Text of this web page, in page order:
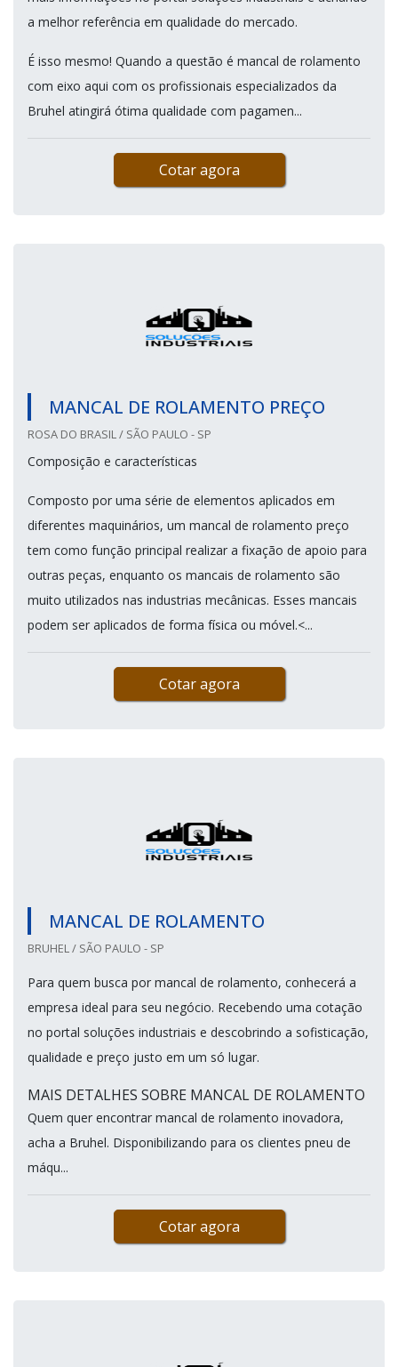
a melhor referência em qualidade do mercado.
É isso mesmo! Quando a questão é mancal de rolamento
com eixo aqui com os profissionais especializados da
Bruhel atingirá ótima qualidade com pagamen...
Cotar agora
MANCAL DE ROLAMENTO PREÇO
ROSA DO BRASIL / SÃO PAULO - SP
Composição e características
Composto por uma série de elementos aplicados em
diferentes maquinários, um mancal de rolamento preço
tem como função principal realizar a fixação de apoio para
outras peças, enquanto os mancais de rolamento são
muito utilizados nas industrias mecânicas. Esses mancais
podem ser aplicados de forma física ou móvel.<...
Cotar agora
MANCAL DE ROLAMENTO
BRUHEL / SÃO PAULO - SP
Para quem busca por mancal de rolamento, conhecerá a
empresa ideal para seu negócio. Recebendo uma cotação
no portal soluções industriais e descobrindo a sofisticação,
qualidade e preço justo em um só lugar.
MAIS DETALHES SOBRE MANCAL DE ROLAMENTO
Quem quer encontrar mancal de rolamento inovadora,
acha a Bruhel. Disponibilizando para os clientes pneu de
máqu...
Cotar agora